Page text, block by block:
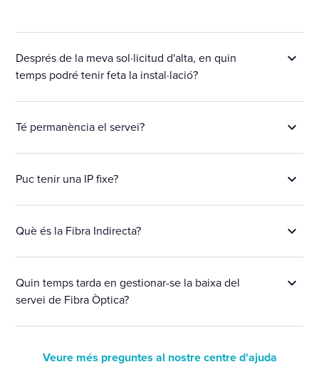
Després de la meva sol·licitud d'alta, en quin
temps podré tenir feta la instal·lació?
Té permanència el servei?
Puc tenir una IP fixe?
Què és la Fibra Indirecta?
Quin temps tarda en gestionar-se la baixa del
servei de Fibra Òptica?
Veure més preguntes al nostre centre d'ajuda